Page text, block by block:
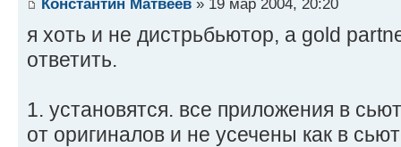
я хоть и не дистрьбьютор, а gold
ответить.
1. установятся. все приложения в
от оригиналов и не усечены как в